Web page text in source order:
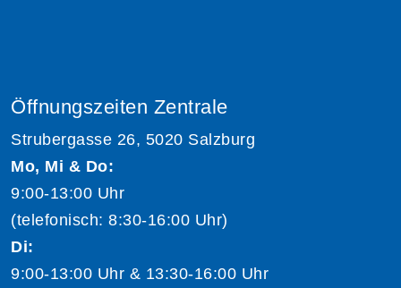
Öffnungszeiten Zentrale
Strubergasse 26, 5020 Salzburg
Mo, Mi & Do:
9:00-13:00 Uhr
(telefonisch: 8:30-16:00 Uhr)
Di:
9:00-13:00 Uhr & 13:30-16:00 Uhr